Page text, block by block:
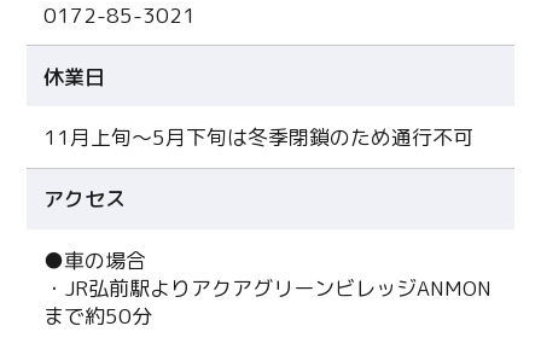
0172-85-3021
休業日
11月上旬～5月下旬は冬季閉鎖のため通行不可
アクセス
●車の場合
・JR弘前駅よりアクアグリーンビレッジANMON
まで約50分